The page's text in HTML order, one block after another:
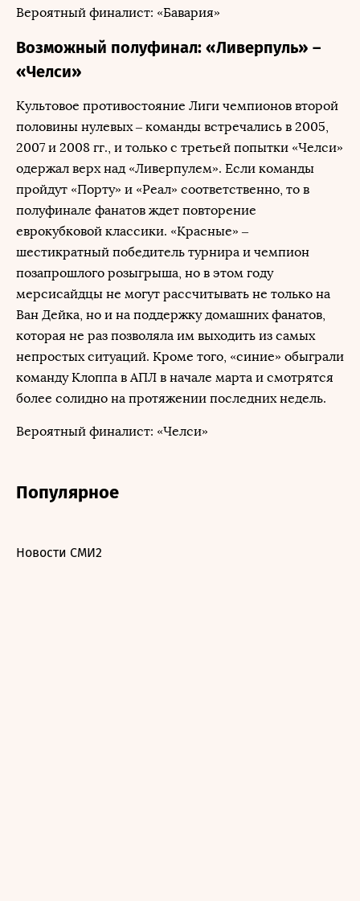
Вероятный финалист: «Бавария»
Возможный полуфинал: «Ливерпуль» –
«Челси»
Культовое противостояние Лиги чемпионов второй
половины нулевых – команды встречались в 2005,
2007 и 2008 гг., и только с третьей попытки «Челси»
одержал верх над «Ливерпулем». Если команды
пройдут «Порту» и «Реал» соответственно, то в
полуфинале фанатов ждет повторение
еврокубковой классики. «Красные» –
шестикратный победитель турнира и чемпион
позапрошлого розыгрыша, но в этом году
мерсисайдцы не могут рассчитывать не только на
Ван Дейка, но и на поддержку домашних фанатов,
которая не раз позволяла им выходить из самых
непростых ситуаций. Кроме того, «синие» обыграли
команду Клоппа в АПЛ в начале марта и смотрятся
более солидно на протяжении последних недель.
Вероятный финалист: «Челси»
Популярное
Новости СМИ2